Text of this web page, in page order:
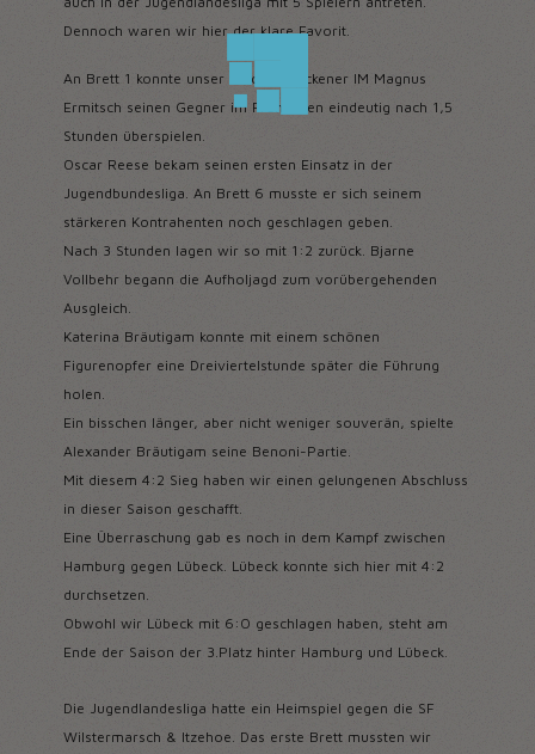
Dennoch waren wir hier der klare Favorit.
An Brett 1 konnte unser frisch gebackener IM Magnus
Ermitsch seinen Gegner im Franzosen eindeutig nach 1,5
Stunden überspielen.
Oscar Reese bekam seinen ersten Einsatz in der
Jugendbundesliga. An Brett 6 musste er sich seinem
stärkeren Kontrahenten noch geschlagen geben.
Nach 3 Stunden lagen wir so mit 1:2 zurück. Bjarne
Vollbehr begann die Aufholjagd zum vorübergehenden
Ausgleich.
Katerina Bräutigam konnte mit einem schönen
Figurenopfer eine Dreiviertelstunde später die Führung
holen.
Ein bisschen länger, aber nicht weniger souverän, spielte
Alexander Bräutigam seine Benoni-Partie.
Mit diesem 4:2 Sieg haben wir einen gelungenen Abschluss
in dieser Saison geschafft.
Eine Überraschung gab es noch in dem Kampf zwischen
Hamburg gegen Lübeck. Lübeck konnte sich hier mit 4:2
durchsetzen.
Obwohl wir Lübeck mit 6:0 geschlagen haben, steht am
Ende der Saison der 3.Platz hinter Hamburg und Lübeck.
Die Jugendlandesliga hatte ein Heimspiel gegen die SF
Wilstermarsch & Itzehoe. Das erste Brett mussten wir